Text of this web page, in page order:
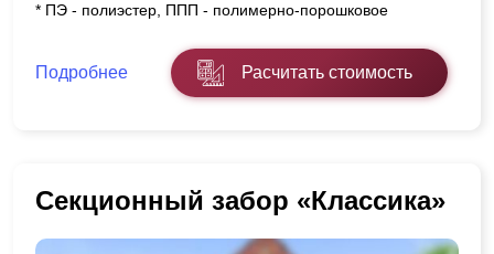
* ПЭ - полиэстер, ППП - полимерно-порошковое
Подробнее Расчитать стоимость
Секционный забор «Классика»